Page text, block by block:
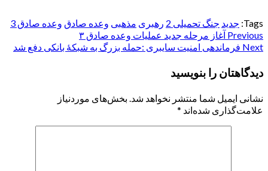
Tags: جدید جنگ تحمیلی 2 رهبری مذهبی وعده صادق وعده صادق 3
Post
navigation
Previous آغاز مرحله جدید عملیات وعده صادق ۳
Next فرماندهی امنیت سایبری :حمله بزرگ به شبکهٔ بانکی دفع شد
دیدگاهتان را بنویسید
نشانی ایمیل شما منتشر نخواهد شد. بخش‌های موردنیاز
علامت‌گذاری شده‌اند *